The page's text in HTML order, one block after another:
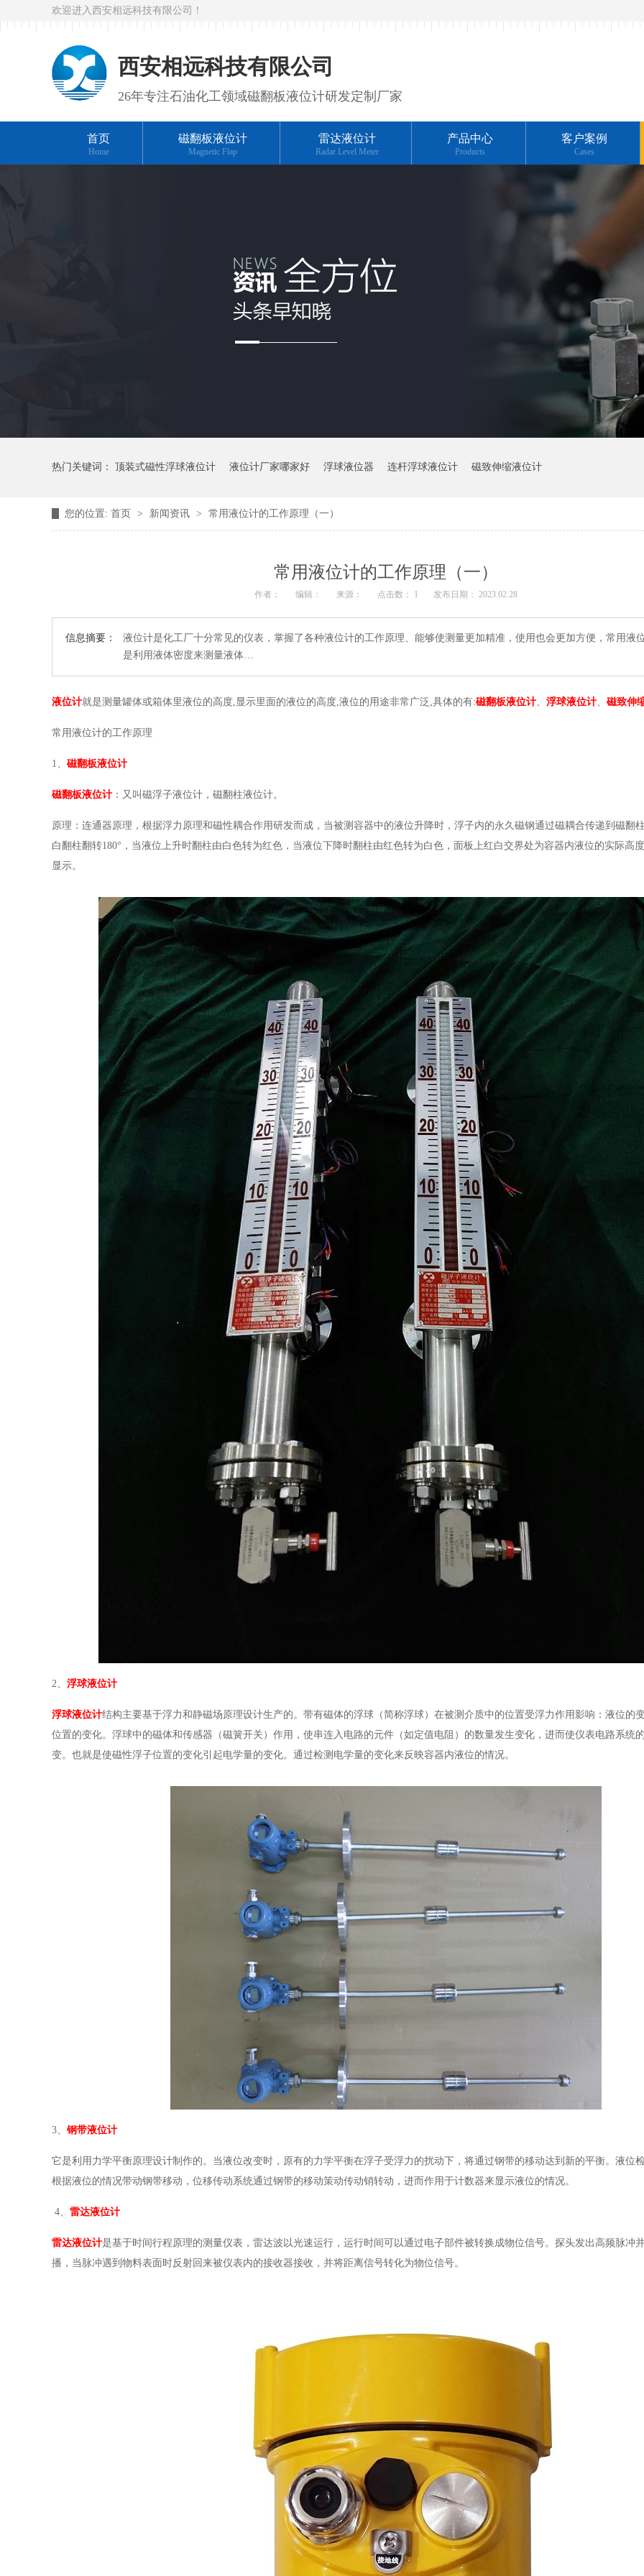
欢迎进入西安相远科技有限公司！
西安相远科技有限公司
26年专注石油化工领域磁翻板液位计研发定制厂家
首页
Home
磁翻板液位计
Magnetic Flap
雷达液位计
Radar Level Meter
产品中心
Products
客户案例
Cases
热门关键词： 顶装式磁性浮球液位计 液位计厂家哪家好 浮球液位器 连杆浮球液位计 磁致伸缩液位计
您的位置: 首页 > 新闻资讯 > 常用液位计的工作原理（一）
常用液位计的工作原理（一）
作者： 编辑： 来源： 点击数： 1 发布日期： 2023.02.28
信息摘要：
液位计是化工厂十分常见的仪表，掌握了各种液位计的工作原理、能够使测量更加精准，使用也会更加方便，常用液
是利用液体密度来测量液体…
液位计就是测量罐体或箱体里液位的高度,显示里面的液位的高度,液位的用途非常广泛,具体的有:磁翻板液位计、 浮球液位计、 磁致伸
常用液位计的工作原理
1、 磁翻板液位计
磁翻板液位计 ：又叫磁浮子液位计，磁翻柱液位计。
原理：连通器原理，根据浮力原理和磁性耦合作用研发而成，当被测容器中的液位升降时，浮子内的永久磁钢通过磁耦合传递到磁翻
白翻柱翻转180°，当液位上升时翻柱由白色转为红色，当液位下降时翻柱由红色转为白色，面板上红白交界处为容器内液位的实际高
显示。
2、 浮球液位计
浮球液位计结构主要基于浮力和静磁场原理设计生产的。带有磁体的浮球（简称浮球）在被测介质中的位置受浮力作用影响：液位的
位置的变化。浮球中的磁体和传感器（磁簧开关）作用，使串连入电路的元件（如定值电阻）的数量发生变化，进而使仪表电路系统
变。也就是使磁性浮子位置的变化引起电学量的变化。通过检测电学量的变化来反映容器内液位的情况。
3、 钢带液位计
它是利用力学平衡原理设计制作的。当液位改变时，原有的力学平衡在浮子受浮力的扰动下，将通过钢带的移动达到新的平衡。液位
根据液位的情况带动钢带移动，位移传动系统通过钢带的移动策动传动销转动，进而作用于计数器来显示液位的情况。
4、 雷达液位计
雷达液位计是基于时间行程原理的测量仪表，雷达波以光速运行，运行时间可以通过电子部件被转换成物位信号。探头发出高频脉冲
播，当脉冲遇到物料表面时反射回来被仪表内的接收器接收，并将距离信号转化为物位信号。